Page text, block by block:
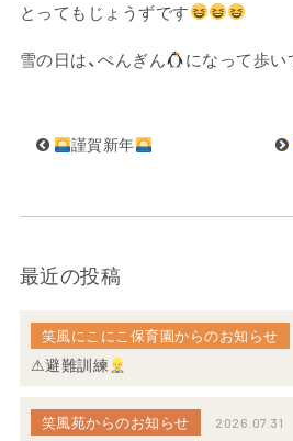
とってもじょうずです
雪の日は、ぺんぎん になって歩い
謹賀新年
最近の投稿
笑風にこにこ保育園からのお知らせ
⚠避難訓練
笑風苑からのお知らせ 2026.07.31